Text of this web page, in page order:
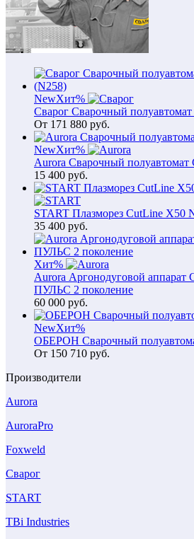
NewХит%
Сварог Сварочный
От 171 880 руб.
NewХит%
Aurora Сварочный
15 400 руб.
START Плазморез CutLine X50
35 400 руб.
Хит%
Aurora Аргонодуговой аппарат
ПУЛЬС 2 поколение
60 000 руб.
NewХит%
ОБЕРОН Сварочный
От 150 710 руб.
Производители
Aurora
AuroraPro
Foxweld
Сварог
START
TBi Industries